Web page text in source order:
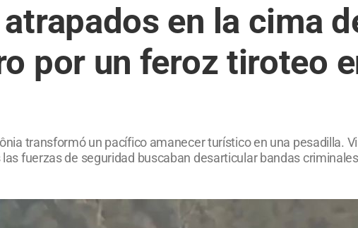
en la cima
por un feroz tiroteo
transformó un pacífico amanecer turístico en una pesadilla.
fuerzas de seguridad buscaban desarticular bandas